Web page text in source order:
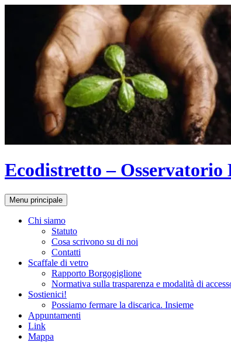
Ecodistretto – Osservatorio
Cerca
Menu principale
Chi siamo
Statuto
Cosa scrivono su di noi
Contatti
Scaffale di vetro
Rapporto Borgogiglione
Normativa sulla trasparenza e modalità di
Sostienici!
Possiamo fermare la discarica. Insieme
Appuntamenti
Link
Mappa